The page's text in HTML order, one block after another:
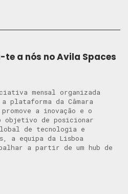
a nós no Avila Spaces
mensal organizada
plataforma da Câmara
a inovação e o
objetivo de posicionar
de tecnologia e
a equipa da Lisboa
a partir de um hub de